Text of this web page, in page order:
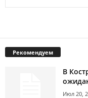
Рекомендуем
В
Июл 20,